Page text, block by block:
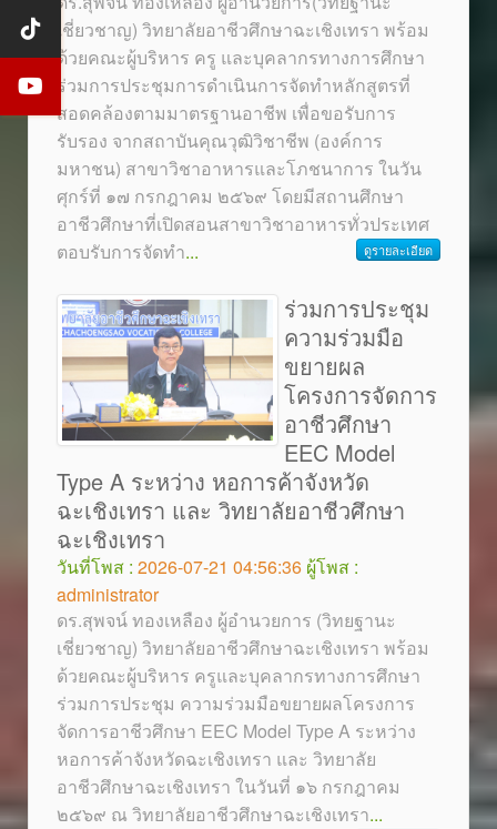
เชี่ยวชาญ) วิทยาลัยอาชีวศึกษาฉะเชิงเทรา พร้อม
ด้วยคณะผู้บริหาร ครู และบุคลากรทางการศึกษา
ร่วมการประชุมการดำเนินการจัดทำหลักสูตรที่
สอดคล้องตามมาตรฐานอาชีพ เพื่อขอรับการ
รับรอง จากสถาบันคุณวุฒิวิชาชีพ (องค์การ
มหาชน) สาขาวิชาอาหารและโภชนาการ ในวัน
ศุกร์ที่ ๑๗ กรกฎาคม ๒๕๖๙ โดยมีสถานศึกษา
อาชีวศึกษาที่เปิดสอนสาขาวิชาอาหารทั่วประเทศ
ตอบรับการจัดทำ... ดูรายละเอียด
ร่วมการประชุม
ความร่วมมือ
ขยายผล
โครงการจัดการ
อาชีวศึกษา
EEC Model
Type A ระหว่าง หอการค้าจังหวัด
ฉะเชิงเทรา และ วิทยาลัยอาชีวศึกษา
ฉะเชิงเทรา
วันที่โพส : 2026-07-21 04:56:36 ผู้โพส :
administrator
ดร.สุพจน์ ทองเหลือง ผู้อำนวยการ (วิทยฐานะ
เชี่ยวชาญ) วิทยาลัยอาชีวศึกษาฉะเชิงเทรา พร้อม
ด้วยคณะผู้บริหาร ครูและบุคลากรทางการศึกษา
ร่วมการประชุม ความร่วมมือขยายผลโครงการ
จัดการอาชีวศึกษา EEC Model Type A ระหว่าง
หอการค้าจังหวัดฉะเชิงเทรา และ วิทยาลัย
อาชีวศึกษาฉะเชิงเทรา ในวันที่ ๑๖ กรกฎาคม
๒๕๖๙ ณ วิทยาลัยอาชีวศึกษาฉะเชิงเทรา...